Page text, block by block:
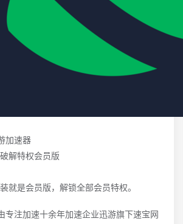
加速器
解特权会员版
就是会员版，解锁全部会员特权。
专注加速十余年加速企业迅游旗下速宝网